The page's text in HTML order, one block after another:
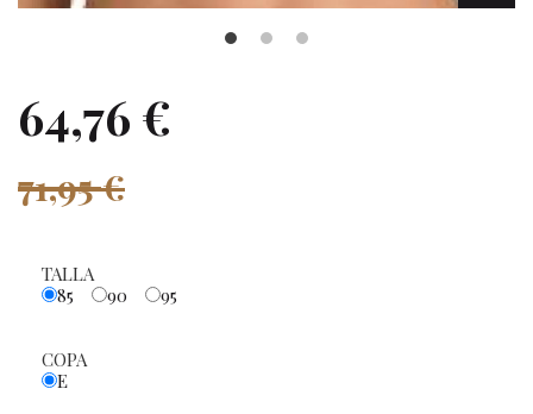
64,76 €
71,95 €
TALLA
85
90 95
COPA
E